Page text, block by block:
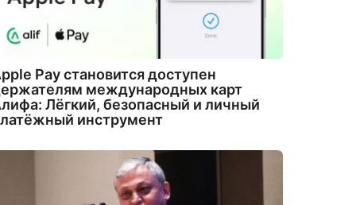
Pay становится доступен
международных карт
Лёгкий, безопасный и личный
инструмент